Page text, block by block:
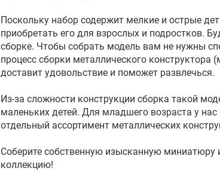
Поскольку набор содержит мелкие и острые
приобретать его для взрослых и подростков.
сборке. Чтобы собрать модель вам не нужны
процесс сборки металлического конструктора
доставит удовольствие и поможет развлечься.
Из-за сложности конструкции сборка такой
маленьких детей. Для младшего возраста у нас
отдельный ассортимент металлических
Соберите собственную изысканную миниатюру
коллекцию!